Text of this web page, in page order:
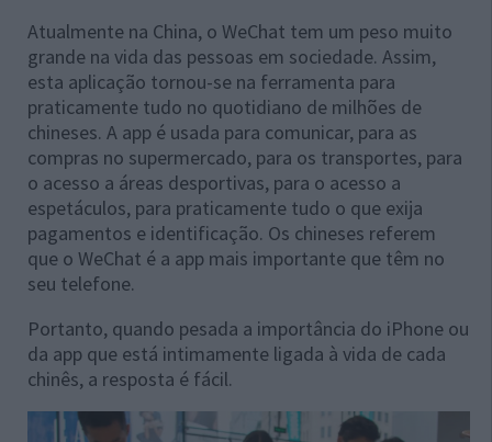
Atualmente na China, o WeChat tem um peso muito
grande na vida das pessoas em sociedade. Assim,
esta aplicação tornou-se na ferramenta para
praticamente tudo no quotidiano de milhões de
chineses. A app é usada para comunicar, para as
compras no supermercado, para os transportes, para
o acesso a áreas desportivas, para o acesso a
espetáculos, para praticamente tudo o que exija
pagamentos e identificação. Os chineses referem
que o WeChat é a app mais importante que têm no
seu telefone.
Portanto, quando pesada a importância do iPhone ou
da app que está intimamente ligada à vida de cada
chinês, a resposta é fácil.